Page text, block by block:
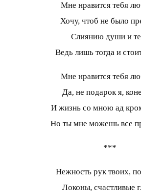
Мне нравится тебя
Хочу, чтоб не было
Слиянию души и
Ведь лишь тогда и
Мне нравится тебя
Да, не подарок я,
И жизнь со мною ад
Hо ты мне можешь все
***
Нежность рук твоих,
Локоны, счастливые